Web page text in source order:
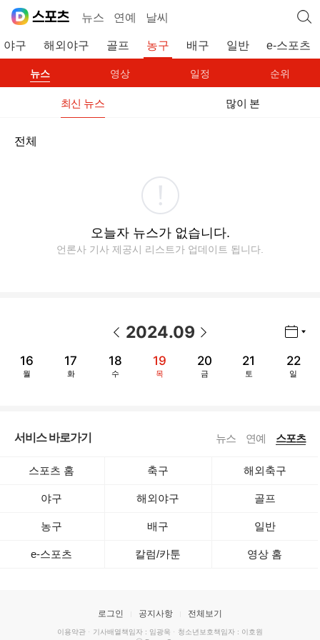
뉴스 연예 날씨
야구 해외야구 골프 농구 배구 일반 e-스포츠
뉴스 영상 일정 순위
최신 뉴스 많이 본
전체
오늘자 뉴스가 없습니다.
언론사 기사 제공시 리스트가 업데이트 됩니다.
2024.09
16
월
17
화
18
수
19
목
20
금
21
토
22
일
서비스 바로가기 뉴스 연예 스포츠
스포츠 홈 축구 해외축구
야구 해외야구 골프
농구 배구 일반
e-스포츠 칼럼/카툰 영상 홈
로그인 공지사항 전체보기
이용약관 · 기사배열책임자 : 임광욱 · 청소년보호책임자 : 이호원